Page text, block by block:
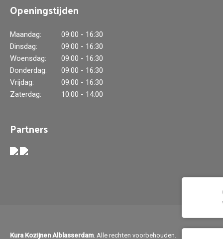
Openingstijden
Maandag:
09:00 - 16:30
Dinsdag:
09:00 - 16:30
Woensdag:
09:00 - 16:30
Donderdag:
09:00 - 16:30
Vrijdag:
09:00 - 16:30
Zaterdag:
10:00 - 14:00
Partners
Kura Kozijnen Alblasserdam. Alle rechten voorbehouden.